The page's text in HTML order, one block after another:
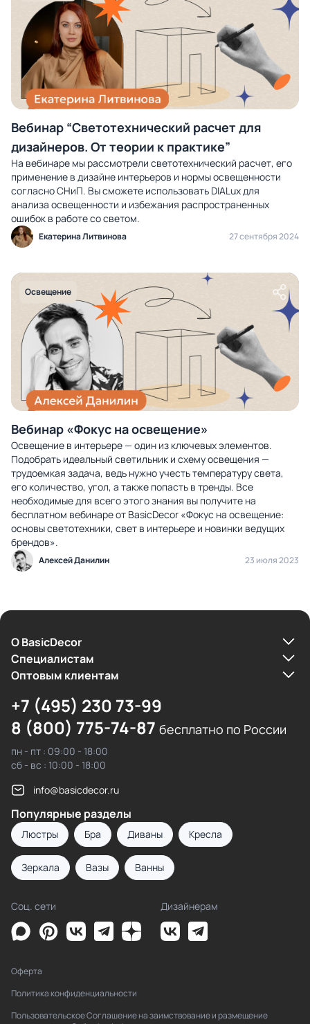
Вебинар “Светотехнический расчет для
дизайнеров. От теории к практике”
На вебинаре мы рассмотрели светотехнический расчет, его
применение в дизайне интерьеров и нормы освещенности
согласно СНиП. Вы сможете использовать DIALux для
анализа освещенности и избежания распространенных
ошибок в работе со светом.
Екатерина Литвинова 27 сентября 2024
Освещение
Вебинар «Фокус на освещение»
Освещение в интерьере — один из ключевых элементов.
Подобрать идеальный светильник и схему освещения —
трудоемкая задача, ведь нужно учесть температуру света,
его количество, угол, а также попасть в тренды. Все
необходимые для всего этого знания вы получите на
бесплатном вебинаре от BasicDecor «Фокус на освещение:
основы светотехники, свет в интерьере и новинки ведущих
брендов».
Алексей Данилин 23 июля 2023
О BasicDecor
Cпециалистам
Оптовым клиентам
+7 (495) 230 73-99
8 (800) 775-74-87 бесплатно по России
пн - пт : 09:00 - 18:00
сб - вс : 10:00 - 18:00
info@basicdecor.ru
Популярные разделы
Люстры Бра Диваны Кресла
Зеркала Вазы Ванны
Соц. сети Дизайнерам
Оферта
Политика конфиденциальности
Пользовательское Соглашение на заимствование и размещение